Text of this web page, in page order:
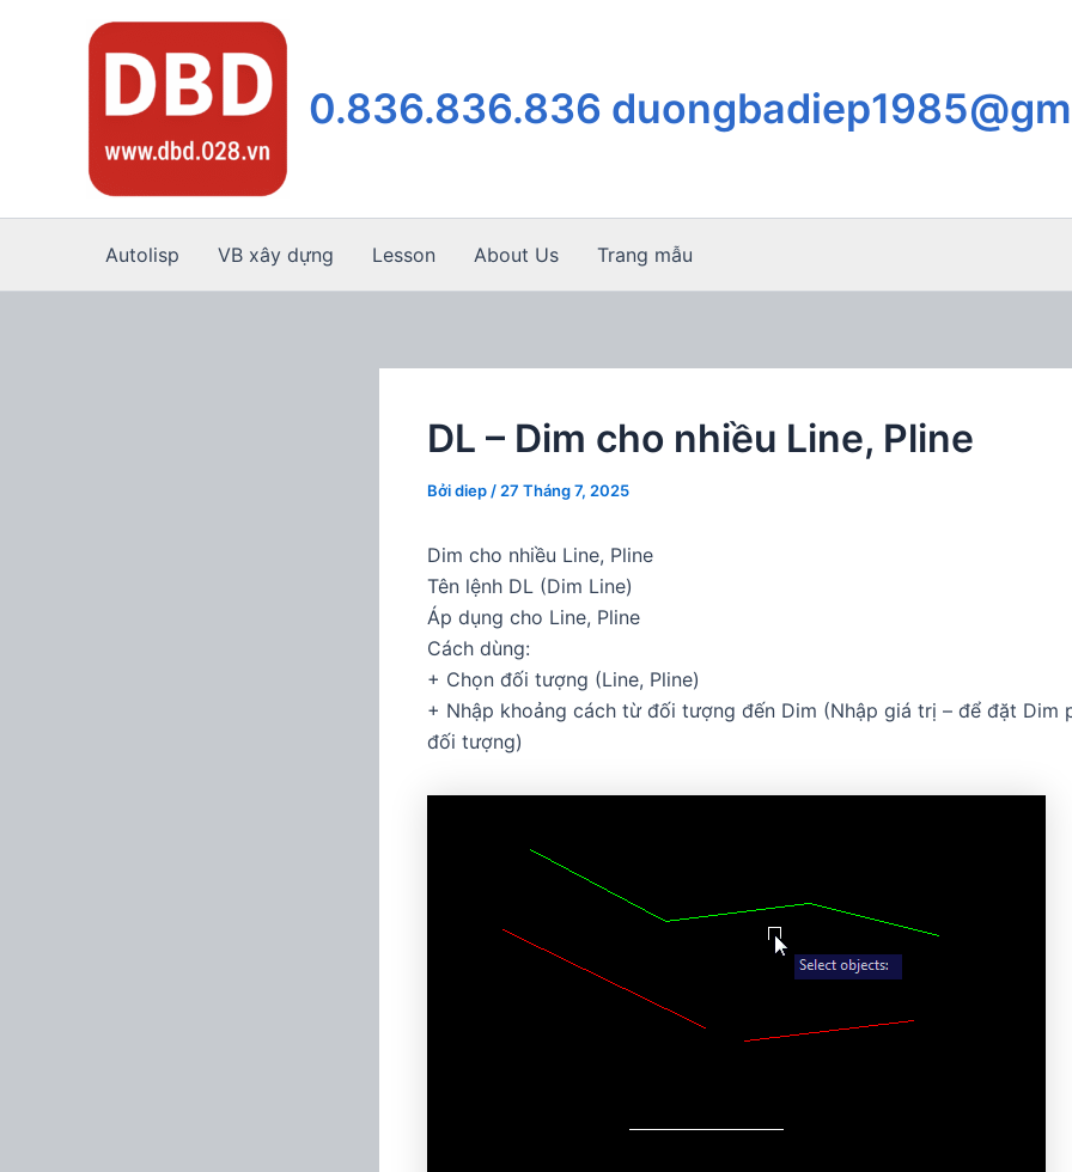
0.836.836.836
Autolisp VB xây dựng Lesson About Us Trang mẫu
DL – Dim cho nhiều Line, Pline
Bởidiep / 27 Tháng 7, 2025
Dim cho nhiều Line, Pline
Tên lệnh DL (Dim Line)
Áp dụng cho Line, Pline
Cách dùng:
+ Chọn đối tượng (Line, Pline)
+ Nhập khoảng cách từ đối tượng đến Dim (Nhập giá trị – để đặt Dim
đối tượng)